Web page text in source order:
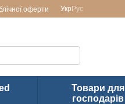
оферти Укр Рус
Товари для
господарів